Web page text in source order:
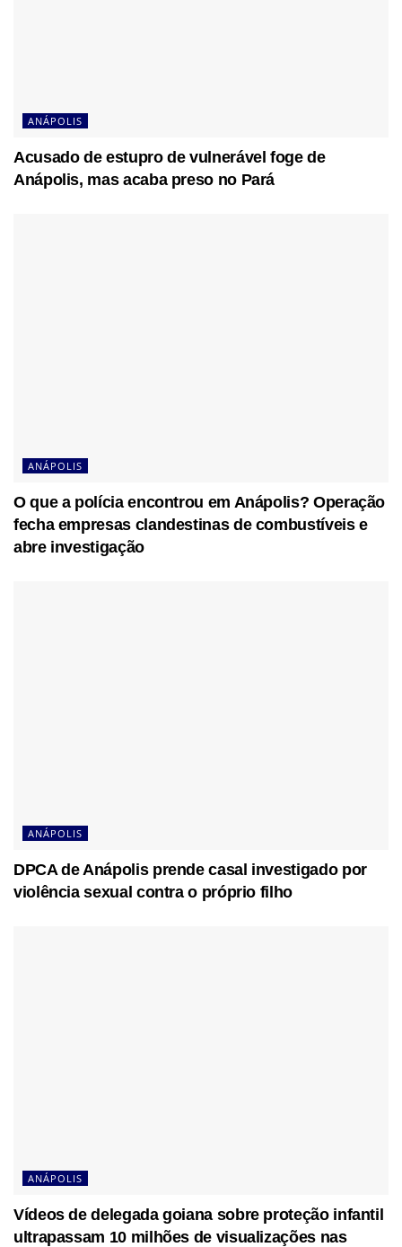
ANÁPOLIS
Acusado de estupro de vulnerável foge de
Anápolis, mas acaba preso no Pará
ANÁPOLIS
O que a polícia encontrou em Anápolis? Operação
fecha empresas clandestinas de combustíveis e
abre investigação
ANÁPOLIS
DPCA de Anápolis prende casal investigado por
violência sexual contra o próprio filho
ANÁPOLIS
Vídeos de delegada goiana sobre proteção infantil
ultrapassam 10 milhões de visualizações nas